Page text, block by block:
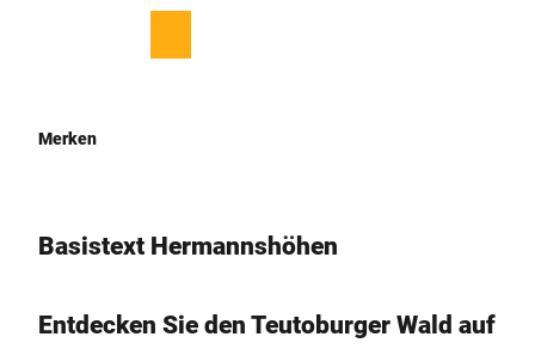
© Teutoburger Wald Tourismus, D. Ketz
Merken
Basistext Hermannshöhen
Entdecken Sie den Teutoburger Wald auf